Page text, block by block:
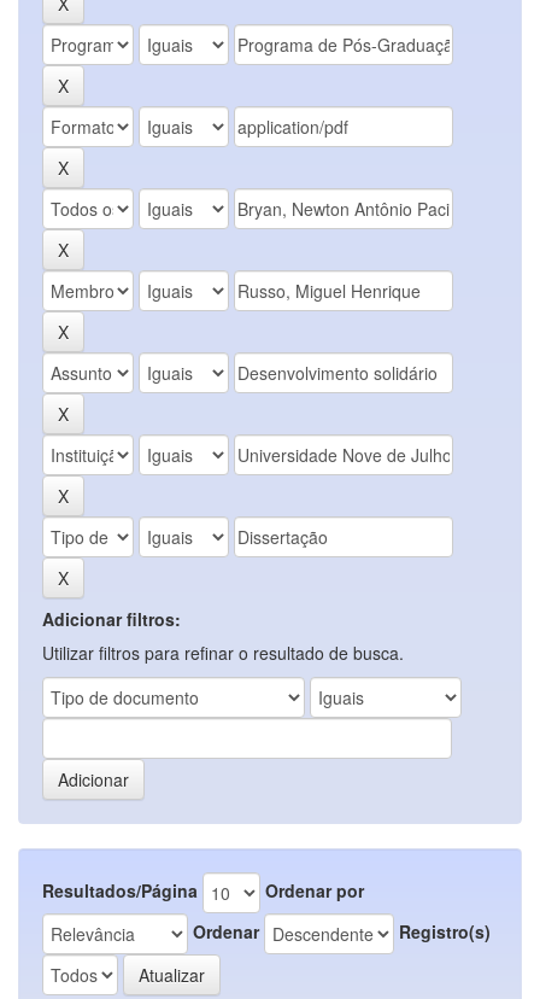
Adicionar filtros:
Utilizar filtros para refinar o resultado de busca.
Resultados/Página
Ordenar por
Ordenar
Registro(s)